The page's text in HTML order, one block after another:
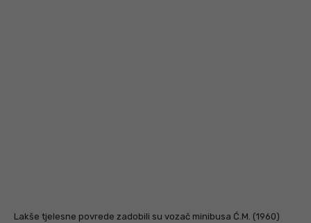
Lakše tjelesne povrede zadobili su vozač minibusa Ć.M. (1960)